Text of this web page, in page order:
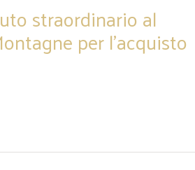
straordinario al
per l’acquisto